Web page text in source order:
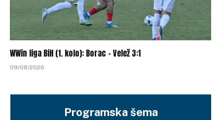
WWin liga BiH (1. kolo): Borac – Velež 3:1
09/08/2026
Programska šema